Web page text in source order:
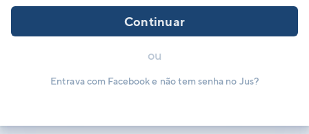
Continuar
ou
Entrava com Facebook e não tem senha no Jus?